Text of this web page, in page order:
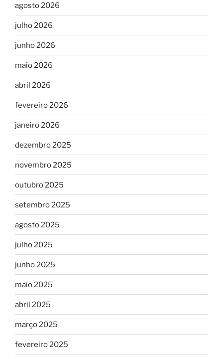
agosto 2026
julho 2026
junho 2026
maio 2026
abril 2026
fevereiro 2026
janeiro 2026
dezembro 2025
novembro 2025
outubro 2025
setembro 2025
agosto 2025
julho 2025
junho 2025
maio 2025
abril 2025
março 2025
fevereiro 2025